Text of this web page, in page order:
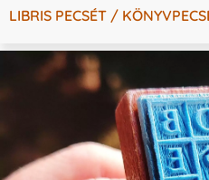
LIBRIS PECSÉT /